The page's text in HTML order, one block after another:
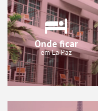
Onde ficar
em La Paz